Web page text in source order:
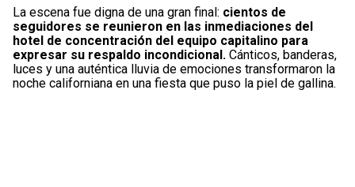
La escena fue digna de una gran final: cientos de
seguidores se reunieron en las inmediaciones del
hotel de concentración del equipo capitalino para
expresar su respaldo incondicional. Cánticos, banderas,
luces y una auténtica lluvia de emociones transformaron la
noche californiana en una fiesta que puso la piel de gallina.